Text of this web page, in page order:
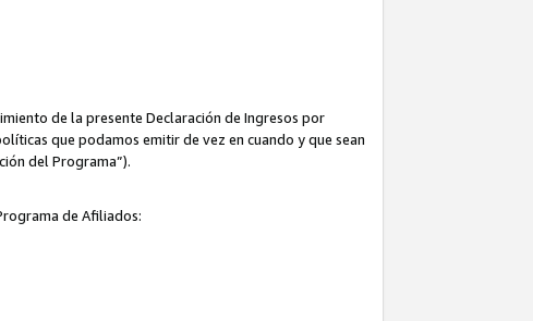
de la presente Declaración de Ingresos por
que podamos emitir de vez en cuando y que sean
del Programa”).
de Afiliados: